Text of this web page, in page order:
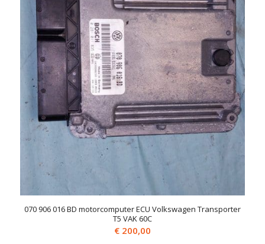
070 906 016 BD motorcomputer ECU Volkswagen Transporter
T5 VAK 60C
€200,00